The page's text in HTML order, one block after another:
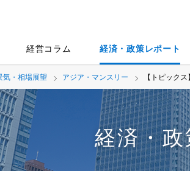
経営コラム 経済・政策レポート
気・相場展望 アジア・マンスリー 【トピック
経済・